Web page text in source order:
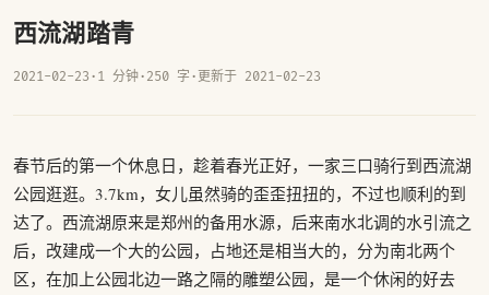
西流湖踏青
2021-02-23 · 1 分钟· 250 字 · 更新于 2021-02-23
春节后的第一个休息日，趁着春光正好，一家三口骑行到西流湖
公园逛逛。3.7km，女儿虽然骑的歪歪扭扭的，不过也顺利的到
达了。西流湖原来是郑州的备用水源，后来南水北调的水引流之
后，改建成一个大的公园，占地还是相当大的，分为南北两个
区，在加上公园北边一路之隔的雕塑公园，是一个休闲的好去